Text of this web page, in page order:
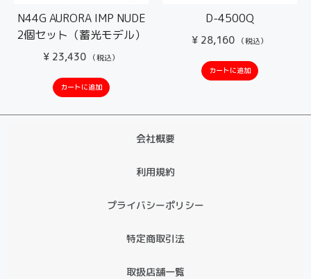
N44G AURORA IMP NUDE
2個セット（蓄光モデル）
¥ 23,430 （税込）
カートに追加
D-4500Q
¥ 28,160 （税込）
カートに追加
会社概要
利用規約
プライバシーポリシー
特定商取引法
取扱店舗一覧